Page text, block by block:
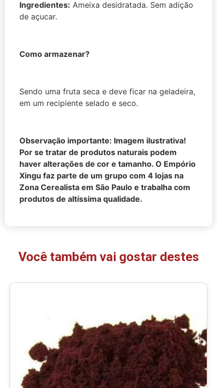
Ingredientes: Ameixa desidratada. Sem adição
de açucar.
Como armazenar?
Sendo uma fruta seca e deve ficar na geladeira,
em um recipiente selado e seco.
Observação importante: Imagem ilustrativa!
Por se tratar de produtos naturais podem
haver alterações de cor e tamanho. O Empório
Xingu faz parte de um grupo com 4 lojas na
Zona Cerealista em São Paulo e trabalha com
produtos de altíssima qualidade.
Você também vai gostar destes